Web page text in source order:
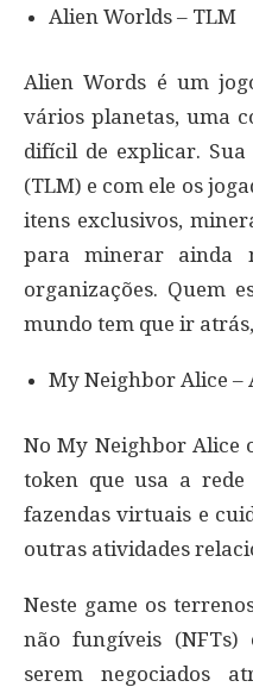
Alien Worlds – TLM
Alien Words é um
vários planetas, uma
difícil de explicar.
(TLM) e com ele os
itens exclusivos,
para minerar ainda
organizações. Quem
mundo tem que ir
My Neighbor Alice –
No My Neighbor Alice
token que usa a
fazendas virtuais e
outras atividades
Neste game os
não fungíveis
serem negociados